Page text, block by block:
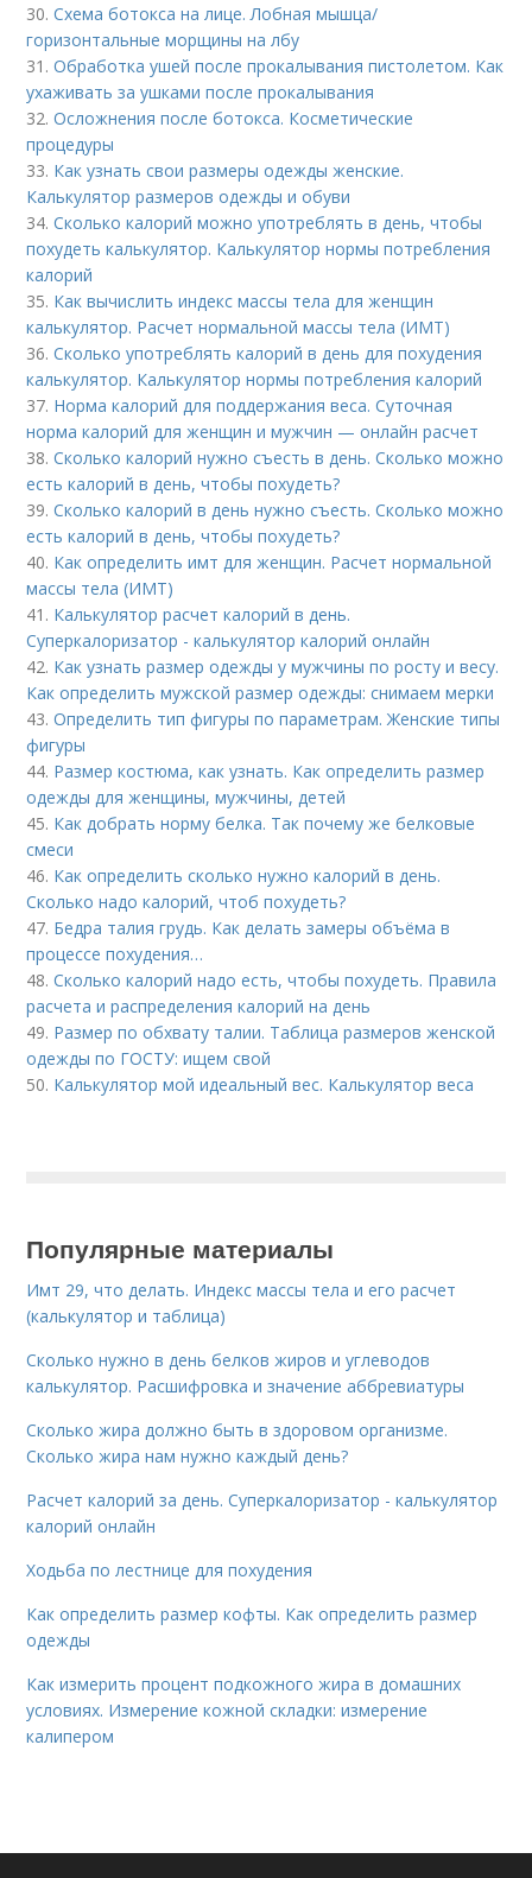
30.Схема ботокса на лице. Лобная мышца/
горизонтальные морщины на лбу
31.Обработка ушей после прокалывания пистолетом. Как
ухаживать за ушками после прокалывания
32.Осложнения после ботокса. Косметические
процедуры
33. Как узнать свои размеры одежды женские.
Калькулятор размеров одежды и обуви
34.Сколько калорий можно употреблять в день, чтобы
похудеть калькулятор. Калькулятор нормы потребления
калорий
35. Как вычислить индекс массы тела для женщин
калькулятор. Расчет нормальной массы тела (ИМТ)
36.Сколько употреблять калорий в день для похудения
калькулятор. Калькулятор нормы потребления калорий
37. Норма калорий для поддержания веса. Суточная
норма калорий для женщин и мужчин — онлайн расчет
38.Сколько калорий нужно съесть в день. Сколько можно
есть калорий в день, чтобы похудеть?
39.Сколько калорий в день нужно съесть. Сколько можно
есть калорий в день, чтобы похудеть?
40. Как определить имт для женщин. Расчет нормальной
массы тела (ИМТ)
41. Калькулятор расчет калорий в день.
Суперкалоризатор - калькулятор калорий онлайн
42. Как узнать размер одежды у мужчины по росту и весу.
Как определить мужской размер одежды: снимаем мерки
43.Определить тип фигуры по параметрам. Женские типы
фигуры
44. Размер костюма, как узнать. Как определить размер
одежды для женщины, мужчины, детей
45. Как добрать норму белка. Так почему же белковые
смеси
46. Как определить сколько нужно калорий в день.
Сколько надо калорий, чтоб похудеть?
47. Бедра талия грудь. Как делать замеры объёма в
процессе похудения…
48.Сколько калорий надо есть, чтобы похудеть. Правила
расчета и распределения калорий на день
49. Размер по обхвату талии. Таблица размеров женской
одежды по ГОСТУ: ищем свой
50. Калькулятор мой идеальный вес. Калькулятор веса
Популярные материалы
Имт 29, что делать. Индекс массы тела и его расчет
(калькулятор и таблица)
Сколько нужно в день белков жиров и углеводов
калькулятор. Расшифровка и значение аббревиатуры
Сколько жира должно быть в здоровом организме.
Сколько жира нам нужно каждый день?
Расчет калорий за день. Суперкалоризатор - калькулятор
калорий онлайн
Ходьба по лестнице для похудения
Как определить размер кофты. Как определить размер
одежды
Как измерить процент подкожного жира в домашних
условиях. Измерение кожной складки: измерение
калипером